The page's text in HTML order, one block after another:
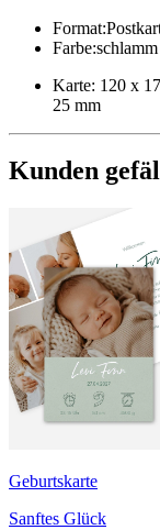
Format:
Farbe:schlamm
Karte: 120 x
25 mm
Kunden
Geburtskarte
Sanftes Glück